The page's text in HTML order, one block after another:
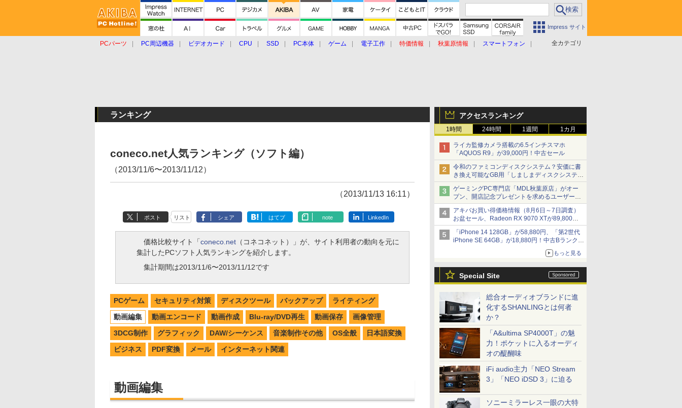
Impress サイト
全カテゴリ
PCパーツ PC周辺機器 ビデオカード CPU SSD PC本体 ゲーム 電子工作 特価情報 秋葉原情報
スマートフォン
アクセスランキング
1時間 24時間 1週間 1カ月
ライカ監修カメラ搭載の6.5インチスマホ
「AQUOS R9」が39,000円！中古セール
令和のファミコンディスクシステム？安価に書
き換え可能なGB用「しましまディスクシステ
ム」
ゲーミングPC専門店「MDL秋葉原店」がオー
プン、開店記念プレゼントを求めるユーザーが
押し寄せ長蛇の列に
アキバお買い得価格情報（8月6日～7日調査）
お盆セール、Radeon RX 9070 XTが89,800
円、水平周波数24.8kHz対応の17型モニターが
9,801円、暑さ指数連動セール ほか
「iPhone 14 128GB」が58,880円、「第2世代
iPhone SE 64GB」が18,880円！中古Bランク品
もっと見る
Special Site
総合オーディオブランドに進
化するSHANLINGとは何者
か？
「A&ultima SP4000T」の魅
力！ポケットに入るオーディ
オの醍醐味
iFi audio主力「NEO Stream
3」「NEO iDSD 3」に迫る
ソニーミラーレス一眼の大特
ランキング
coneco.net人気ランキング（ソフト編）
（2013/11/6〜2013/11/12）
（2013/11/13 16:11）
ポスト リスト シェア はてブ note LinkedIn
価格比較サイト「coneco.net（コネコネット）」が、サイト利用者の動向を元に
集計したPCソフト人気ランキングを紹介します。
集計期間は2013/11/6〜2013/11/12です
PCゲーム セキュリティ対策 ディスクツール バックアップ
ライティング
動画編集
動画エンコード 動画作成 Blu-ray/DVD再生 動画保存
画像管理
3DCG制作
グラフィック DAW/シーケンス 音楽制作その他 OS全般
日本語変換
ビジネス
PDF変換 メール インターネット関連
動画編集